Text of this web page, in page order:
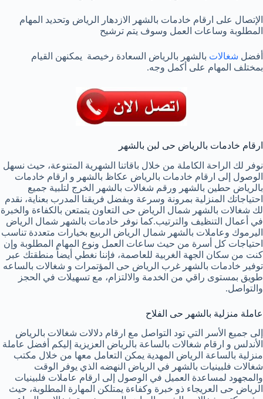
الإتصال على ارقام خادمات بالشهر الازدهار الرياض وتحديد المهام
المطلوبة وساعات العمل وسوف يتم ترشيح
أفضل شغالات بالشهر بالرياض السعادة رخيصة يمكنهن القيام
بمختلف المهام على أكمل وجه.
ارقام خادمات بالرياض حى لبن بالشهر
نوفر لك الراحة الكاملة من خلال باقاتنا الشهرية المتنوعة، حيث نسهل
الوصول إلى ارقام خادمات بالرياض عكاظ بالشهر و ارقام خادمات
بالرياض حطين بالشهر ورقم شغالات بالشهر الخرج لتلبية جميع
احتياجاتك المنزلية بمرونة وسرعة وبفضل فريقنا المدرب بعناية، نقدم
لك شغالات بالشهر شمال الرياض حى التعاون يتمتعن بالكفاءة والخبرة
في أعمال التنظيف والترتيب.كما نوفر خادمات بالشهر شمال الرياض
اليرموك وعاملات بالشهر شمال الرياض الربيع بخيارات متعددة تناسب
احتياجات كل أسرة من حيث ساعات العمل ونوع المهام المطلوبة وإن
كنت من سكان الجهة الغربية للعاصمة، فإننا نغطي أيضاً منطقتك عبر
توفير خادمات بالشهر غرب الرياض حى المؤتمرات و شغالات بالساعه
طويق بمستوى راقي من الخدمة والالتزام، مع تسهيلات في الحجز
والتواصل.
عاملة منزلية بالشهر حى الفلاح
إلى جميع الأسر التي تود التواصل مع ارقام دلالات شغالات بالرياض
الأندلس و ارقام شغالات بالساعة بالرياض العزيزية إليكم أفضل عاملة
منزلية بالساعة الرياض المهدية يمكن التعامل معها من خلال مكتب
شغالات فلبينيات بالشهر في الرياض النهضه الذي يوفر الوقت
والمجهود لمساعدة العميل في الوصول إلى ارقام عاملات فلبينيات
الرياض حى العريجاء ذو خبرة وكفاءة يمتلكن المهارة المطلوبة، حيث